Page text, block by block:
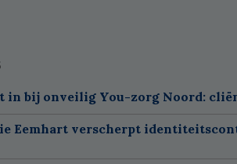
in bij onveilig You-zorg Noord:
Eemhart verscherpt